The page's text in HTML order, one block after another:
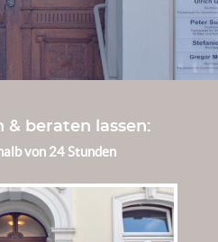
& beraten lassen:
von 24 Stunden